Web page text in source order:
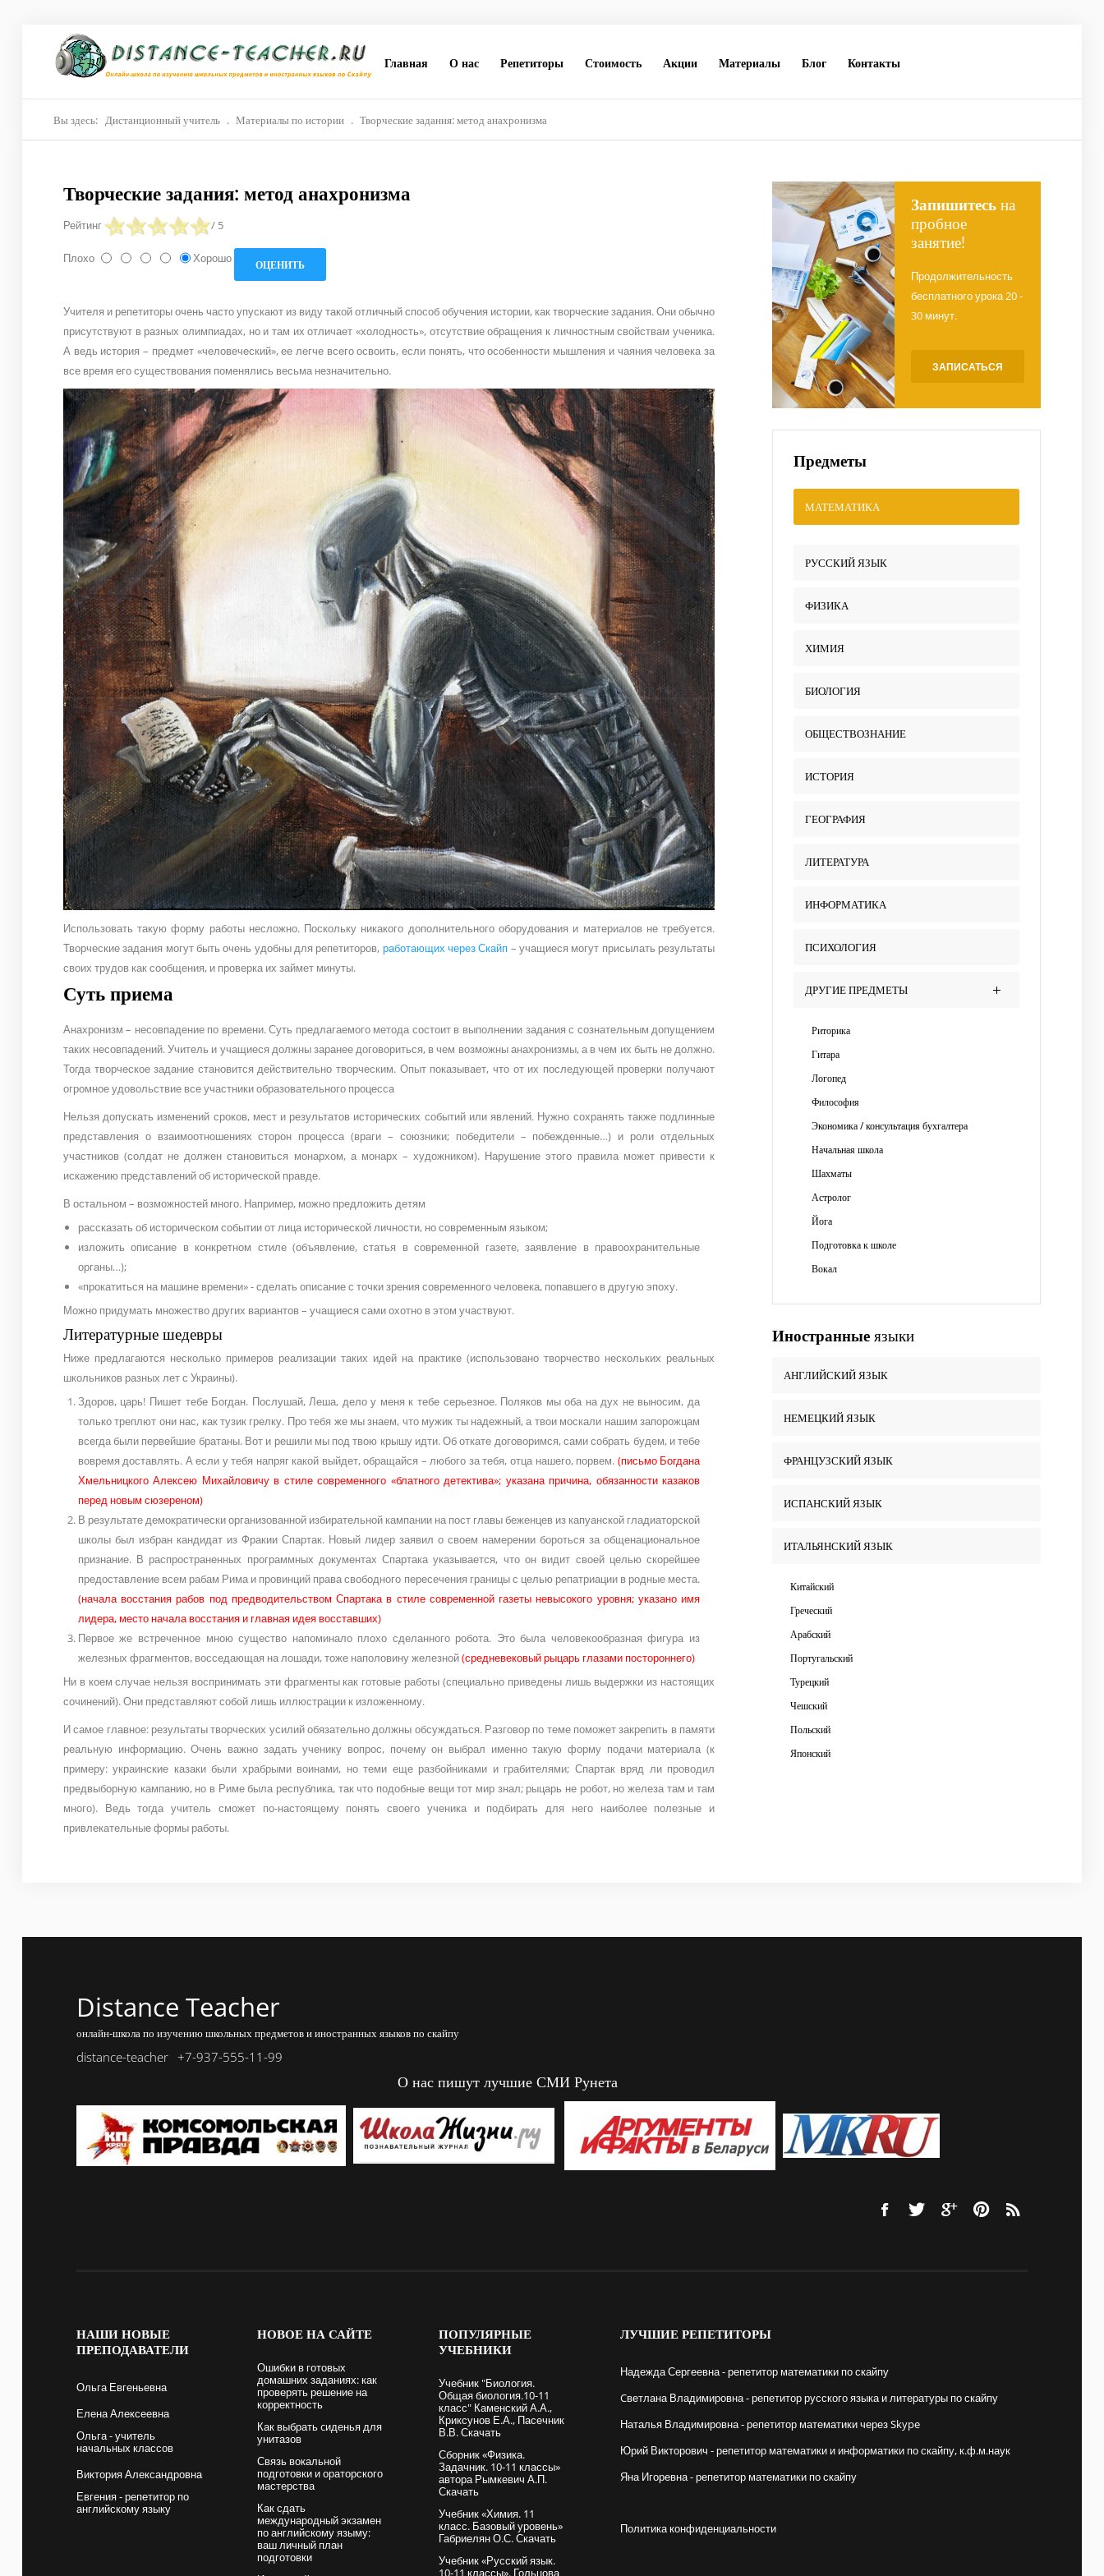
Главная
Репетиторы
Материалы
Главная О нас Репетиторы Стоимость Акции Материалы Блог Контакты
Вы здесь: Дистанционный учитель . Материалы по истории . Творческие задания: метод анахронизма
Творческие задания: метод анахронизма
Рейтинг / 5
Плохо Хорошо
Учителя и репетиторы очень часто упускают из виду такой отличный способ обучения истории, как творческие задания. Они обычно
присутствуют в разных олимпиадах, но и там их отличает «холодность», отсутствие обращения к личностным свойствам ученика.
А ведь история – предмет «человеческий», ее легче всего освоить, если понять, что особенности мышления и чаяния человека за
все время его существования поменялись весьма незначительно.
Использовать такую форму работы несложно. Поскольку никакого дополнительного оборудования и материалов не требуется.
Творческие задания могут быть очень удобны для репетиторов, работающих через Скайп – учащиеся могут присылать результаты
своих трудов как сообщения, и проверка их займет минуты.
Суть приема
Анахронизм – несовпадение по времени. Суть предлагаемого метода состоит в выполнении задания с сознательным допущением
таких несовпадений. Учитель и учащиеся должны заранее договориться, в чем возможны анахронизмы, а в чем их быть не должно.
Тогда творческое задание становится действительно творческим. Опыт показывает, что от их последующей проверки получают
огромное удовольствие все участники образовательного процесса
Нельзя допускать изменений сроков, мест и результатов исторических событий или явлений. Нужно сохранять также подлинные
представления о взаимоотношениях сторон процесса (враги – союзники; победители – побежденные…) и роли отдельных
участников (солдат не должен становиться монархом, а монарх – художником). Нарушение этого правила может привести к
искажению представлений об исторической правде.
В остальном – возможностей много. Например, можно предложить детям
рассказать об историческом событии от лица исторической личности, но современным языком;
изложить описание в конкретном стиле (объявление, статья в современной газете, заявление в правоохранительные
органы…);
«прокатиться на машине времени» - сделать описание с точки зрения современного человека, попавшего в другую эпоху.
Можно придумать множество других вариантов – учащиеся сами охотно в этом участвуют.
Литературные шедевры
Ниже предлагаются несколько примеров реализации таких идей на практике (использовано творчество нескольких реальных
школьников разных лет с Украины).
Здоров, царь! Пишет тебе Богдан. Послушай, Леша, дело у меня к тебе серьезное. Поляков мы оба на дух не выносим, да
только треплют они нас, как тузик грелку. Про тебя же мы знаем, что мужик ты надежный, а твои москали нашим запорожцам
всегда были первейшие братаны. Вот и решили мы под твою крышу идти. Об откате договоримся, сами собрать будем, и тебе
вовремя доставлять. А если у тебя напряг какой выйдет, обращайся – любого за тебя, отца нашего, порвем. (письмо Богдана
Хмельницкого Алексею Михайловичу в стиле современного «блатного детектива»; указана причина, обязанности казаков
перед новым сюзереном)
В результате демократически организованной избирательной кампании на пост главы беженцев из капуанской гладиаторской
школы был избран кандидат из Фракии Спартак. Новый лидер заявил о своем намерении бороться за общенациональное
признание. В распространенных программных документах Спартака указывается, что он видит своей целью скорейшее
предоставление всем рабам Рима и провинций права свободного пересечения границы с целью репатриации в родные места.
(начала восстания рабов под предводительством Спартака в стиле современной газеты невысокого уровня; указано имя
лидера, место начала восстания и главная идея восставших)
Первое же встреченное мною существо напоминало плохо сделанного робота. Это была человекообразная фигура из
железных фрагментов, восседающая на лошади, тоже наполовину железной(средневековый рыцарь глазами постороннего)
Ни в коем случае нельзя воспринимать эти фрагменты как готовые работы (специально приведены лишь выдержки из настоящих
сочинений). Они представляют собой лишь иллюстрации к изложенному.
И самое главное: результаты творческих усилий обязательно должны обсуждаться. Разговор по теме поможет закрепить в памяти
реальную информацию. Очень важно задать ученику вопрос, почему он выбрал именно такую форму подачи материала (к
примеру: украинские казаки были храбрыми воинами, но теми еще разбойниками и грабителями; Спартак вряд ли проводил
предвыборную кампанию, но в Риме была республика, так что подобные вещи тот мир знал; рыцарь не робот, но железа там и там
много). Ведь тогда учитель сможет по-настоящему понять своего ученика и подбирать для него наиболее полезные и
привлекательные формы работы.
Запишитесьна
пробное
занятие!
Продолжительность
бесплатного урока 20 -
30 минут.
ЗАПИСАТЬСЯ
Предметы
МАТЕМАТИКА
РУССКИЙ ЯЗЫК
ФИЗИКА
ХИМИЯ
БИОЛОГИЯ
ОБЩЕСТВОЗНАНИЕ
ИСТОРИЯ
ГЕОГРАФИЯ
ЛИТЕРАТУРА
ИНФОРМАТИКА
ПСИХОЛОГИЯ
ДРУГИЕ ПРЕДМЕТЫ
Риторика
Гитара
Логопед
Философия
Экономика / консультация бухгалтера
Начальная школа
Шахматы
Астролог
Йога
Подготовка к школе
Вокал
Иностранныеязыки
АНГЛИЙСКИЙ ЯЗЫК
НЕМЕЦКИЙ ЯЗЫК
ФРАНЦУЗСКИЙ ЯЗЫК
ИСПАНСКИЙ ЯЗЫК
ИТАЛЬЯНСКИЙ ЯЗЫК
Китайский
Греческий
Арабский
Португальский
Турецкий
Чешский
Польский
Японский
Distance Teacher
онлайн-школа по изучению школьных предметов и иностранных языков по скайпу
distance-teacher +7-937-555-11-99
О нас пишут лучшие СМИ Рунета
НАШИНОВЫЕ
ПРЕПОДАВАТЕЛИ
Ольга Евгеньевна
Елена Алексеевна
Ольга - учитель
начальных классов
Виктория Александровна
Евгения - репетитор по
английскому языку
НОВОЕНА САЙТЕ
Ошибки в готовых
домашних заданиях: как
проверять решение на
корректность
Как выбрать cиденья для
унитазов
Связь вокальной
подготовки и ораторского
мастерства
Как сдать
международный экзамен
по английскому языму:
ваш личный план
подготовки
ПОПУЛЯРНЫЕ
УЧЕБНИКИ
Учебник "Биология.
Общая биология.10-11
класс" Каменский А.А.,
Криксунов Е.А., Пасечник
В.В. Скачать
Сборник «Физика.
Задачник. 10-11 классы»
автора Рымкевич А.П.
Скачать
Учебник «Химия. 11
класс. Базовый уровень»
Габриелян О.С. Скачать
Учебник «Русский язык.
10-11 классы». Гольцова
ЛУЧШИЕРЕПЕТИТОРЫ
Надежда Сергеевна - репетитор математики по скайпу
Cветлана Владимировна - репетитор русского языка и литературы по скайпу
Наталья Владимировна - репетитор математики через Skype
Юрий Викторович - репетитор математики и информатики по скайпу, к.ф.м.наук
Яна Игоревна - репетитор математики по скайпу
Политика конфиденциальности